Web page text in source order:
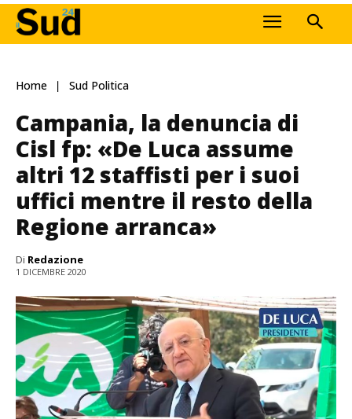
Home Sud Politica
Campania, la denuncia di
Cisl fp: «De Luca assume
altri 12 staffisti per i suoi
uffici mentre il resto della
Regione arranca»
Di Redazione
1 DICEMBRE 2020